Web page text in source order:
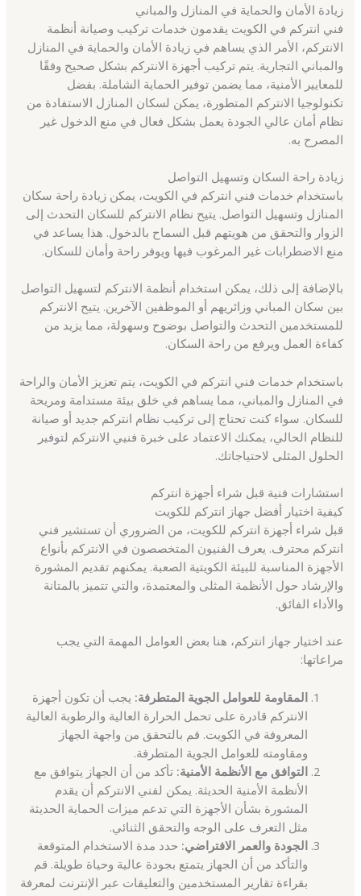
زيادة الأمان والحماية في المنازل والمباني
فني انتركم في الكويت يقدمون خدمات تركيب وصيانة أنظمة
الانتركم، الأمر الذي يساهم في زيادة الأمان والحماية في المنازل
والمباني التجارية. يتم تركيب أجهزة الانتركم بشكل صحيح وفقًا
للمعايير الأمنية، مما يضمن توفير الحماية الشاملة. بفضل
تكنولوجيا الانتركم المتطورة، يمكن لسكان المنازل الاستفادة من
نظام أمان عالي الجودة يعمل بشكل فعال في منع الدخول غير
المصرح به.
زيادة راحة السكان وتسهيل التواصل
باستخدام خدمات فني انتركم في الكويت، يمكن زيادة راحة سكان
المنازل وتسهيل التواصل. يتيح نظام الانتركم للسكان التحدث إلى
الزوار والتحقق من هويتهم قبل السماح بالدخول. هذا يساعد في
منع الاضطرابات غير المرغوب فيها ويوفر راحة وأمان للسكان.
بالإضافة إلى ذلك، يمكن استخدام أنظمة الانتركم لتسهيل التواصل
بين سكان المباني وزائريهم أو الموظفين الآخرين. يتيح الانتركم
للمستخدمين التحدث والتواصل بوضوح وسهولة، مما يزيد من
كفاءة العمل ويرفع من راحة السكان.
باستخدام خدمات فني انتركم في الكويت، يتم تعزيز الأمان والراحة
في المنازل والمباني، مما يساهم في خلق بيئة مستدامة ومريحة
للسكان. سواء كنت تحتاج إلى تركيب نظام انتركم جديد أو صيانة
للنظام الحالي، يمكنك الاعتماد على خبرة فنيي الانتركم لتوفير
الحلول المثلى لاحتياجاتك.
استشارات فنية قبل شراء أجهزة انتركم
كيفية اختيار أفضل جهاز انتركم للكويت
قبل شراء أجهزة انتركم للكويت، من الضروري أن تستشير فني
انتركم محترف. يعرف الفنيون المتخصصون في الانتركم بأنواع
الأجهزة المناسبة للبيئة الكويتية الصعبة. يمكنهم تقديم المشورة
والإرشاد حول الأنظمة المثلى والمعتمدة، والتي تتميز بالمتانة
والأداء الفائق.
عند اختيار جهاز انتركم، هنا بعض العوامل المهمة التي يجب
مراعاتها:
المقاومة للعوامل الجوية المتطرفة: يجب أن تكون أجهزة
الانتركم قادرة على تحمل الحرارة العالية والرطوبة العالية
المعروفة في الكويت. قم بالتحقق من واجهة الجهاز
ومقاومته للعوامل الجوية المتطرفة.
التوافق مع الأنظمة الأمنية: تأكد من أن الجهاز يتوافق مع
الأنظمة الأمنية الحديثة. يمكن لفني الانتركم أن يقدم
المشورة بشأن الأجهزة التي تدعم ميزات الحماية الحديثة
مثل التعرف على الوجه والتحقق الثنائي.
الجودة والعمر الافتراضي: حدد مدة الاستخدام المتوقعة
والتأكد من أن الجهاز يتمتع بجودة عالية وحياة طويلة. قم
بقراءة تقارير المستخدمين والتعليقات عبر الإنترنت لمعرفة